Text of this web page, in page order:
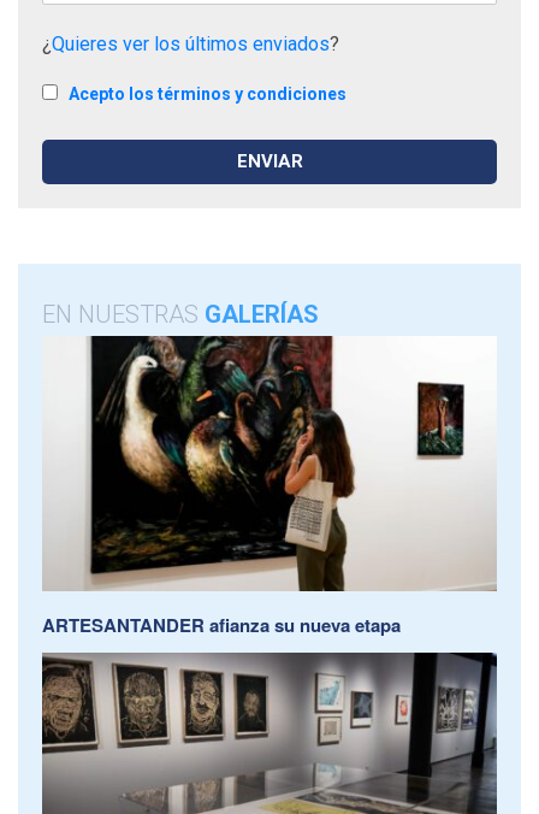
¿Quieres ver los últimos enviados?
Acepto los términos y condiciones
EN NUESTRAS GALERÍAS
ARTESANTANDER afianza su nueva etapa